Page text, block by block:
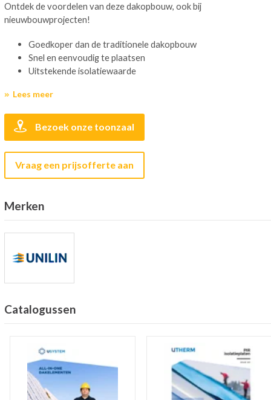
Ontdek de voordelen van deze dakopbouw, ook bij
nieuwbouwprojecten!
Goedkoper dan de traditionele dakopbouw
Snel en eenvoudig te plaatsen
Uitstekende isolatiewaarde
Lees meer
Bezoek onze toonzaal
Vraag een prijsofferte aan
Merken
Catalogussen